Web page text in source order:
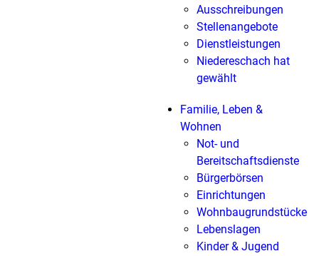
Ausschreibungen
Stellenangebote
Dienstleistungen
Niedereschach hat
gewählt
Familie, Leben &
Wohnen
Not- und
Bereitschaftsdienste
Bürgerbörsen
Einrichtungen
Wohnbaugrundstücke
Lebenslagen
Kinder & Jugend